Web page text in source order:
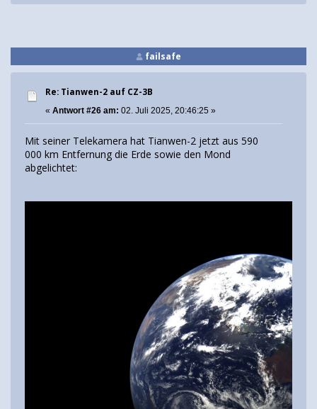
failsafe
Re: Tianwen-2 auf CZ-3B
« Antwort #26 am: 02. Juli 2025, 20:46:25 »
Mit seiner Telekamera hat Tianwen-2 jetzt aus 590
000 km Entfernung die Erde sowie den Mond
abgelichtet: